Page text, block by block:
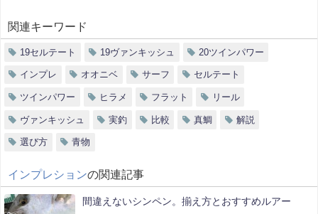
関連キーワード
19セルテート 19ヴァンキッシュ 20ツインパワー
インプレ オオニベ サーフ セルテート
ツインパワー ヒラメ フラット リール
ヴァンキッシュ 実釣 比較 真鯛 解説
選び方 青物
インプレションの関連記事
間違えないシンペン。揃え方とおすすめルアー